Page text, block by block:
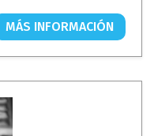
MÁS INFORMACIÓN